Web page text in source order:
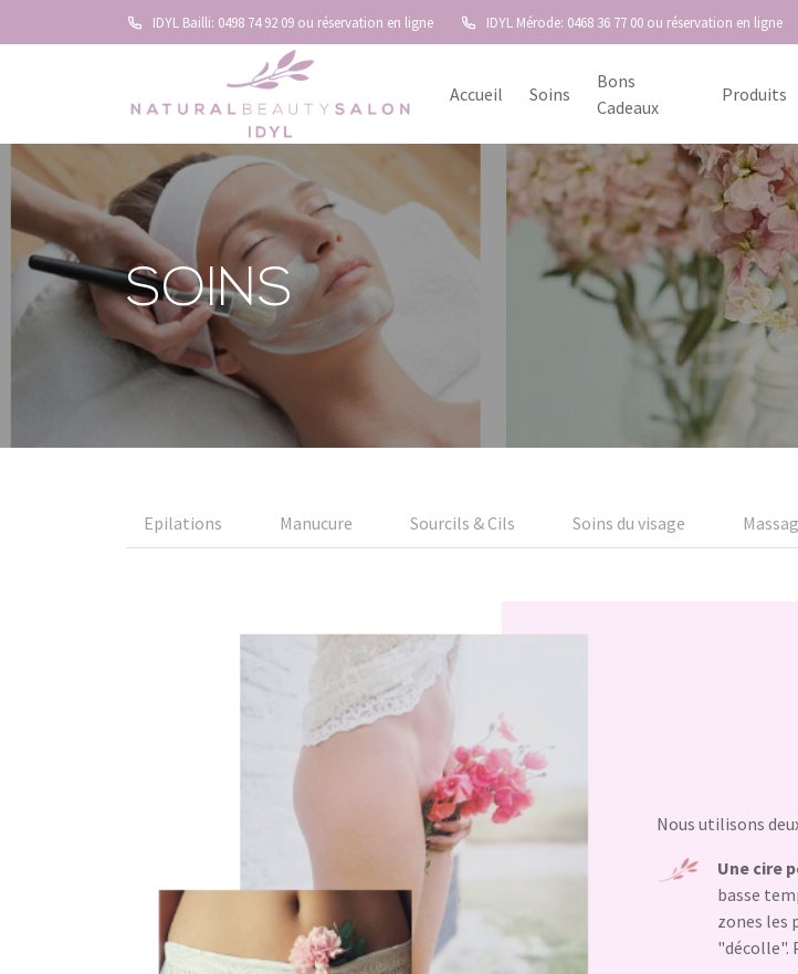
IDYL Bailli: 0498 74 92 09 ou réservation en ligne IDYL Mérode: 0468 36 77 00 ou réservation en ligne
Accueil Soins
Bons
Cadeaux
Produits
SOINS
Epilations Manucure Sourcils & Cils Soins du visage
Nous utilisons
Une cire
basse
zones les
"décolle".